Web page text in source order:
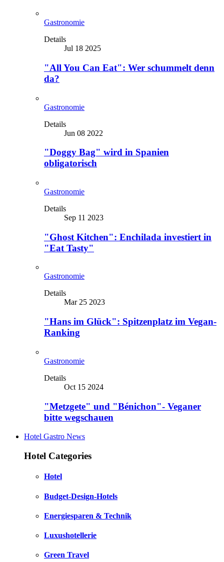
Gastronomie
Details
Jul 18 2025
"All You Can Eat": Wer schummelt denn
da?
Gastronomie
Details
Jun 08 2022
"Doggy Bag" wird in Spanien
obligatorisch
Gastronomie
Details
Sep 11 2023
"Ghost Kitchen": Enchilada investiert in
"Eat Tasty"
Gastronomie
Details
Mar 25 2023
"Hans im Glück": Spitzenplatz im Vegan-
Ranking
Gastronomie
Details
Oct 15 2024
"Metzgete" und "Bénichon"- Veganer
bitte wegschauen
Hotel Gastro News
Hotel Categories
Hotel
Budget-Design-Hotels
Energiesparen & Technik
Luxushotellerie
Green Travel